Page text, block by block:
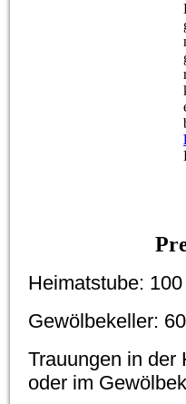
Heimatstube:
Gewölbekeller:
Trauungen in der
oder im